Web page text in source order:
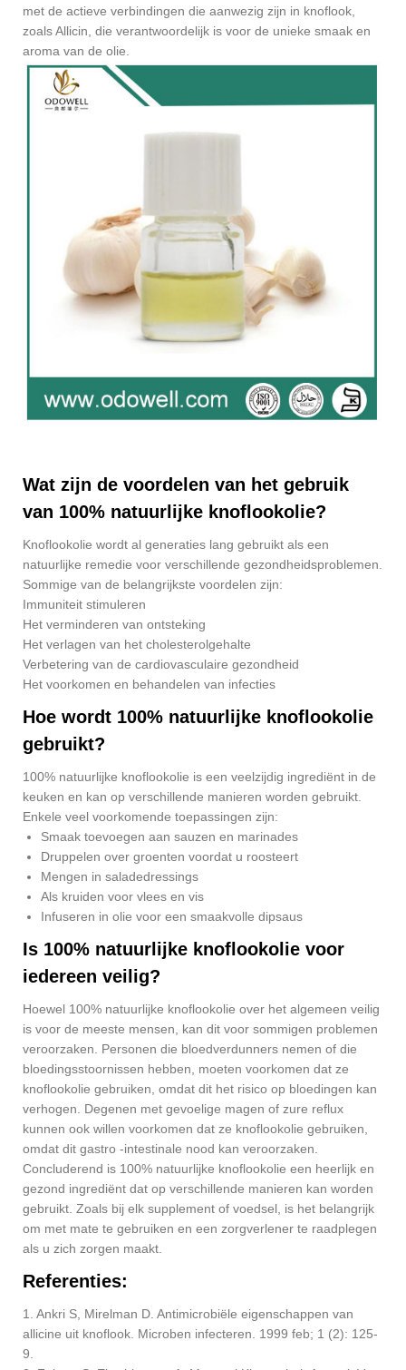
met de actieve verbindingen die aanwezig zijn in knoflook,
zoals Allicin, die verantwoordelijk is voor de unieke smaak en
aroma van de olie.
Wat zijn de voordelen van het gebruik
van 100% natuurlijke knoflookolie?
Knoflookolie wordt al generaties lang gebruikt als een
natuurlijke remedie voor verschillende gezondheidsproblemen.
Sommige van de belangrijkste voordelen zijn:
Immuniteit stimuleren
Het verminderen van ontsteking
Het verlagen van het cholesterolgehalte
Verbetering van de cardiovasculaire gezondheid
Het voorkomen en behandelen van infecties
Hoe wordt 100% natuurlijke knoflookolie
gebruikt?
100% natuurlijke knoflookolie is een veelzijdig ingrediënt in de
keuken en kan op verschillende manieren worden gebruikt.
Enkele veel voorkomende toepassingen zijn:
Smaak toevoegen aan sauzen en marinades
Druppelen over groenten voordat u roosteert
Mengen in saladedressings
Als kruiden voor vlees en vis
Infuseren in olie voor een smaakvolle dipsaus
Is 100% natuurlijke knoflookolie voor
iedereen veilig?
Hoewel 100% natuurlijke knoflookolie over het algemeen veilig
is voor de meeste mensen, kan dit voor sommigen problemen
veroorzaken. Personen die bloedverdunners nemen of die
bloedingsstoornissen hebben, moeten voorkomen dat ze
knoflookolie gebruiken, omdat dit het risico op bloedingen kan
verhogen. Degenen met gevoelige magen of zure reflux
kunnen ook willen voorkomen dat ze knoflookolie gebruiken,
omdat dit gastro -intestinale nood kan veroorzaken.
Concluderend is 100% natuurlijke knoflookolie een heerlijk en
gezond ingrediënt dat op verschillende manieren kan worden
gebruikt. Zoals bij elk supplement of voedsel, is het belangrijk
om met mate te gebruiken en een zorgverlener te raadplegen
als u zich zorgen maakt.
Referenties:
1. Ankri S, Mirelman D. Antimicrobiële eigenschappen van
allicine uit knoflook. Microben infecteren. 1999 feb; 1 (2): 125-
9.